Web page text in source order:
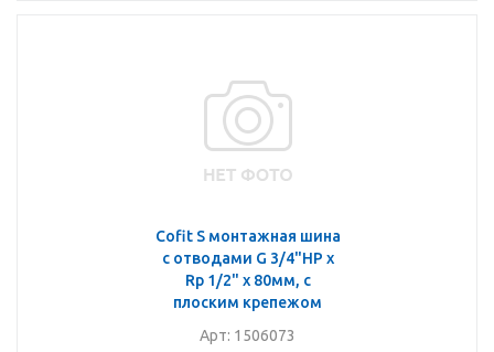
Cofit S монтажная шина
с отводами G 3/4"НР x
Rp 1/2" x 80мм, с
плоским крепежом
Арт: 1506073